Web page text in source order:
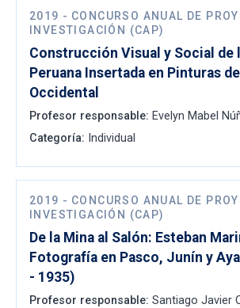
2019 - CONCURSO ANUAL DE
INVESTIGACIÓN (CAP)
Construcción Visual y Social de
Peruana Insertada en Pinturas
Occidental
Profesor responsable: Evelyn Mabel
Categoría: Individual
2019 - CONCURSO ANUAL DE
INVESTIGACIÓN (CAP)
De la Mina al Salón: Esteban
Fotografía en Pasco, Junín y
- 1935)
Profesor responsable: Santiago Javier